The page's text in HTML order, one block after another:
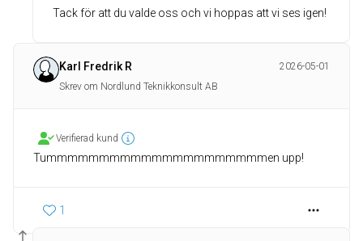
Tack för att du valde oss och vi hoppas att vi ses igen!
Karl Fredrik R
2026-05-01
Skrev om Nordlund Teknikkonsult AB
Verifierad kund
Tummmmmmmmmmmmmmmmmmmmmen upp!
1